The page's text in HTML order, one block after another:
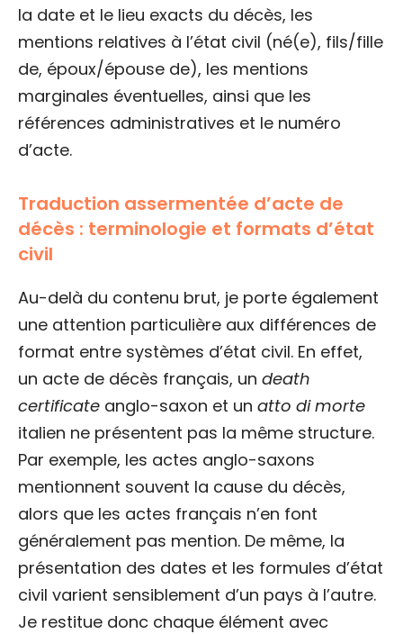
la date et le lieu exacts du décès, les
mentions relatives à l’état civil (né(e), fils/fille
de, époux/épouse de), les mentions
marginales éventuelles, ainsi que les
références administratives et le numéro
d’acte.
Traduction assermentée d’acte de
décès : terminologie et formats d’état
civil
Au-delà du contenu brut, je porte également
une attention particulière aux différences de
format entre systèmes d’état civil. En effet,
un acte de décès français, un death
certificate anglo-saxon et un atto di morte
italien ne présentent pas la même structure.
Par exemple, les actes anglo-saxons
mentionnent souvent la cause du décès,
alors que les actes français n’en font
généralement pas mention. De même, la
présentation des dates et les formules d’état
civil varient sensiblement d’un pays à l’autre.
Je restitue donc chaque élément avec